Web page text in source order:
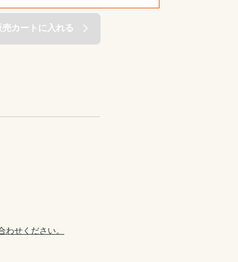
売カートに入れる
わせください。